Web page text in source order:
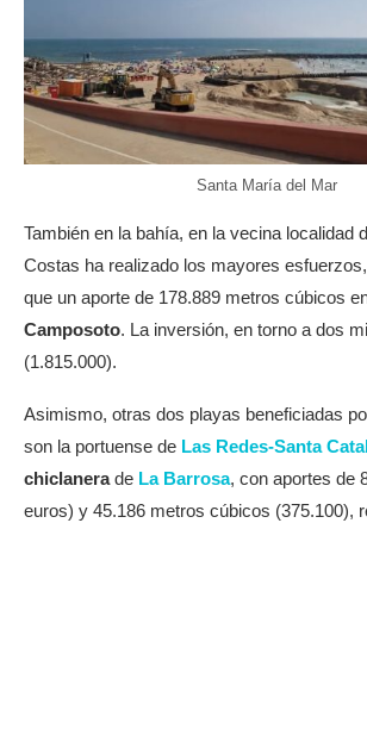
Santa María del Mar
También en la bahía, en la vecina localidad
Costas ha realizado los mayores
que un aporte de 178.889 metros cúbicos
Camposoto. La inversión, en torno a dos
(1.815.000).
Asimismo, otras dos playas beneficiadas
son la portuense de Las Redes-Santa
chiclanerade La Barrosa, con aportes de
euros) y 45.186 metros cúbicos (375.100),